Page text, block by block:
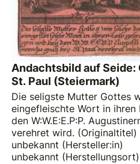
Andachtsbild auf Seide:
St. Paul (Steiermark)
Die seligste Mutter Gottes
eingefleischte Wort in
den W:W.E:E.P:P.
verehret wird. (Originaltitel)
unbekannt (Hersteller:in)
unbekannt (Herstellungsort)